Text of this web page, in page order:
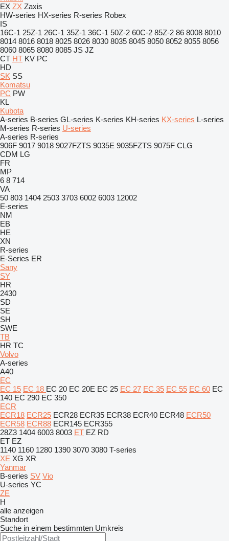
EX ZX Zaxis
HW-series HX-series R-series Robex
IS
16C-1 25Z-1 26C-1 35Z-1 36C-1 50Z-2 60C-2 85Z-2 86 8008 8010
8014 8016 8018 8025 8026 8030 8035 8045 8050 8052 8055 8056
8060 8065 8080 8085 JS JZ
CT HT KV PC
HD
SK SS
Komatsu
PC PW
KL
Kubota
A-series B-series GL-series K-series KH-series KX-series L-series
M-series R-series U-series
A-series R-series
906F 9017 9018 9027FZTS 9035E 9035FZTS 9075F CLG
CDM LG
FR
MP
6 8 714
VA
50 803 1404 2503 3703 6002 6003 12002
E-series
NM
EB
HE
XN
R-series
E-Series ER
Sany
SY
HR
2430
SD
SE
SH
SWE
TB
HR TC
Volvo
A-series
A40
EC
EC 15 EC 18 EC 20 EC 20E EC 25 EC 27 EC 35 EC 55 EC 60 EC
140 EC 290 EC 350
ECR
ECR18 ECR25 ECR28 ECR35 ECR38 ECR40 ECR48 ECR50
ECR58 ECR88 ECR145 ECR355
28Z3 1404 6003 8003 ET EZ RD
ET EZ
1140 1160 1280 1390 3070 3080 T-series
XE XG XR
Yanmar
B-series SV Vio
U-series YC
ZE
H
alle anzeigen
Standort
Suche in einem bestimmten Umkreis